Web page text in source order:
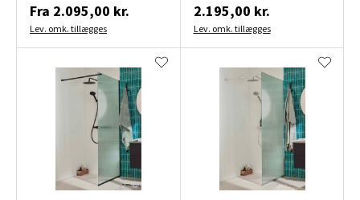
Fra 2.095,00 kr.
Lev. omk. tillægges
2.195,00 kr.
Lev. omk. tillægges